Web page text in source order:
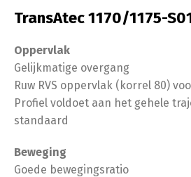
TransAtec 1170/1175-
Oppervlak
Gelijkmatige overgang
Ruw RVS oppervlak (korrel 80)
Profiel voldoet aan het gehele
standaard
Beweging
Goede bewegingsratio